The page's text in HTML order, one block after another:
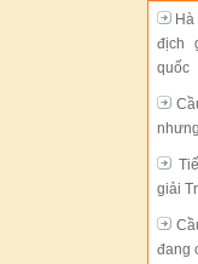
địch
quốc
giải
đang